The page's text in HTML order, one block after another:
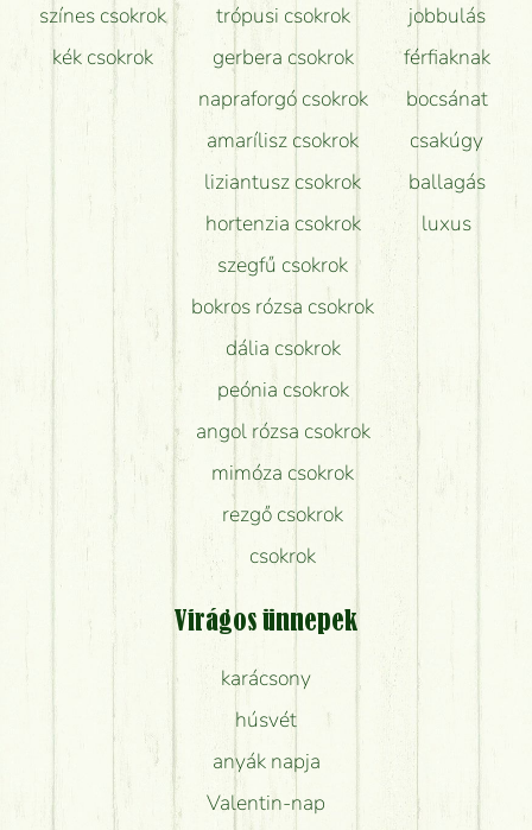
színes csokrok
kék csokrok
trópusi csokrok
gerbera csokrok
napraforgó csokrok
amarílisz csokrok
liziantusz csokrok
hortenzia csokrok
szegfű csokrok
bokros rózsa csokrok
dália csokrok
peónia csokrok
angol rózsa csokrok
mimóza csokrok
rezgő csokrok
csokrok
jobbulás
férfiaknak
bocsánat
csakúgy
ballagás
luxus
Virágos ünnepek
karácsony
húsvét
anyák napja
Valentin-nap